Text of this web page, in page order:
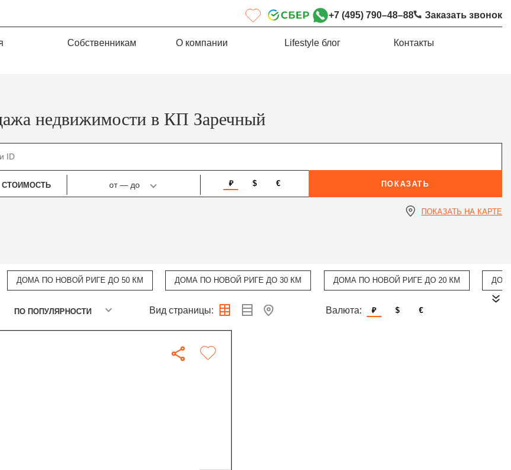
+7 (495) 790–48–88 Заказать звонок
Собственникам О компании Lifestyle блог Контакты
недвижимости в КП Заречный
СТОИМОСТЬ от—до ₽ $ € ПОКАЗАТЬ
ПОКАЗАТЬ НА КАРТЕ
ДОМА ПО НОВОЙ РИГЕ ДО 50 КМ ДОМА ПО НОВОЙ РИГЕ ДО 30 КМ ДОМА ПО НОВОЙ РИГЕ ДО 20 КМ
ПО ПОПУЛЯРНОСТИ Вид страницы: Валюта: ₽ $ €